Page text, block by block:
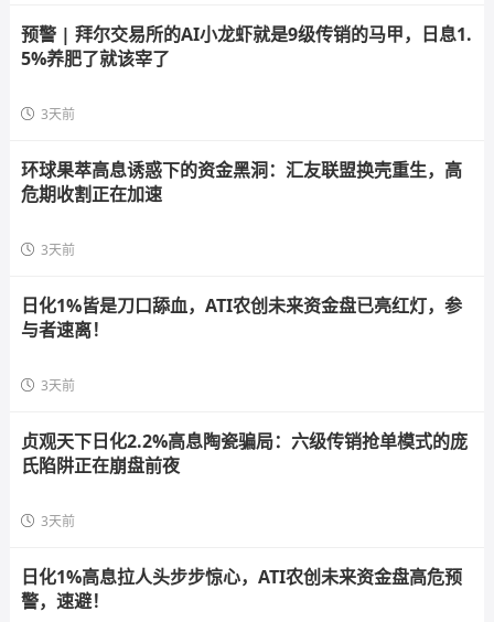
预警 | 拜尔交易所的AI小龙虾就是9级传销的马甲，日息1.
5%养肥了就该宰了
3天前
环球果萃高息诱惑下的资金黑洞：汇友联盟换壳重生，高
危期收割正在加速
3天前
日化1%皆是刀口舔血，ATI农创未来资金盘已亮红灯，参
与者速离！
3天前
贞观天下日化2.2%高息陶瓷骗局：六级传销抢单模式的庞
氏陷阱正在崩盘前夜
3天前
日化1%高息拉人头步步惊心，ATI农创未来资金盘高危预
警，速避！